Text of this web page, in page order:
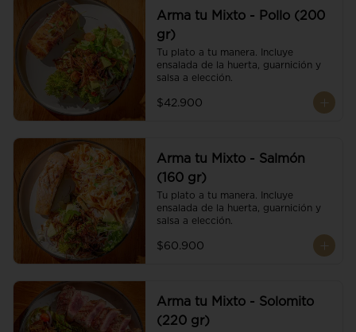
Arma tu Mixto - Pollo (200
gr)
Tu plato a tu manera. Incluye
ensalada de la huerta, guarnición y
salsa a elección.
$42.900
Arma tu Mixto - Salmón
(160 gr)
Tu plato a tu manera. Incluye
ensalada de la huerta, guarnición y
salsa a elección.
$60.900
Arma tu Mixto - Solomito
(220 gr)